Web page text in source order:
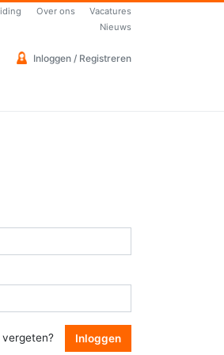
Over ons
Vacatures
Nieuws
Inloggen / Registreren
Inloggen